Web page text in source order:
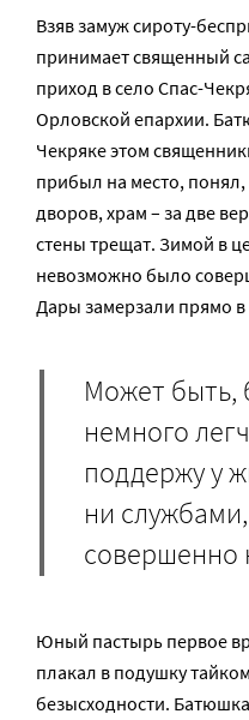
Взяв замуж сироту-
принимает священный
приход в село Спас-
Орловской епархии.
Чекряке этом
прибыл на место, понял,
дворов, храм – за две
стены трещат. Зимой в
невозможно было
Дары замерзали прямо в
Может быть,
немного
поддержу у
ни
совершенно
Юный пастырь первое
плакал в подушку
безысходности.